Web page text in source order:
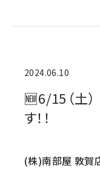
2024.06.10
🆕6/15（
す！！
(株)南部屋 敦賀